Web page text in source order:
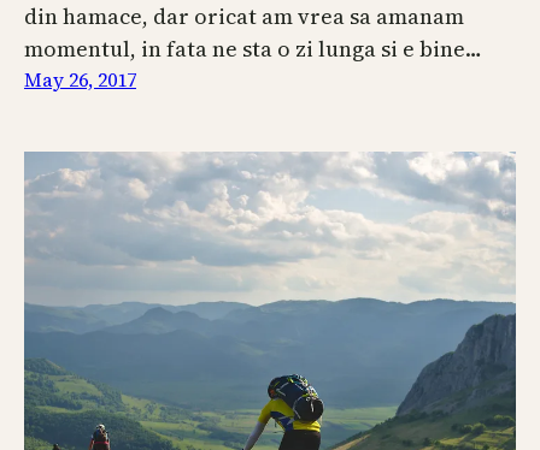
din hamace, dar oricat am vrea sa amanam
momentul, in fata ne sta o zi lunga si e bine…
May 26, 2017